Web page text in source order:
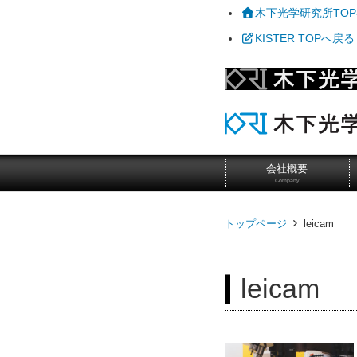
会社概要
Company
木下光学研究所
KISTER TOPへ戻る
トップページ leicam
leicam